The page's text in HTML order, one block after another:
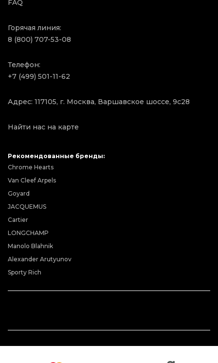
FAQ
Горячая линия:
8 (800) 707-53-08
Телефон:
+7 (499) 501-11-62
Адрес: 117105, г. Москва, Варшавское шоссе, 9с28
Найти нас на карте
Рекомендованные бренды:
Chrome Hearts
Van Cleef Arpels
Goyard
JACQUEMUS
Cartier
LONGCHAMP
Manolo Blahnik
Alexander Arutyunov
Sporty Rich